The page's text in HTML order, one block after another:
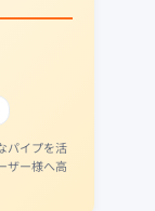
パイプを活
ザー様へ高